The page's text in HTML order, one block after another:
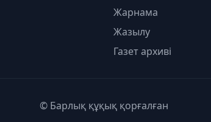
Жарнама
Жазылу
Газет архиві
© Барлық құқық қорғалған